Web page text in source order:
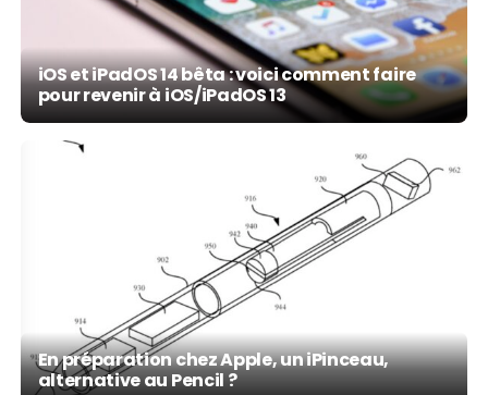
iOS et iPadOS 14 bêta : voici comment faire
pour revenir à iOS/iPadOS 13
En préparation chez Apple, un iPinceau,
alternative au Pencil ?